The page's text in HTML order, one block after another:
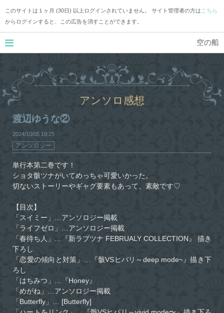
このサイトは１ヶ月 (30日) 以上ログインされていません。 サイト管理者の方は こちら
からログインすると、この広告を消すことができます。
空の船
アンソロ感想
渡辺ゆうな②
2024/10/05 19:25
アンソロジー
単行本第二巻です！
ショタ骸ツナがいてめっちゃ可愛いかった。
切ないストーリーやギャグ要素もあって、素敵です♡
【目次】
「スイミー」…アンソロジー掲載
「ライフゼロ」…アンソロジー掲載
「春待ち人」…『新ラブツナ FEBRUALY COLLECTION』 描き
下ろし
「恋愛の傾向と対策」…『骸VSヒバリ～deep mode~』描き下
ろし
「はちみつ」…『Honey』
「めがね」…アンソロジー掲載
「Butterfly」… [Butterfly]